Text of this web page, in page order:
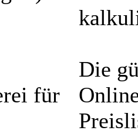
für
Die